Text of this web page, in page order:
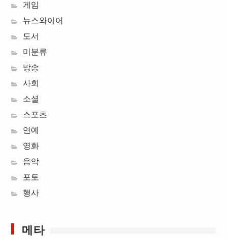
게임
뉴스와이어
도서
미분류
방송
사회
소셜
스포츠
연예
영화
음악
포토
행사
메타